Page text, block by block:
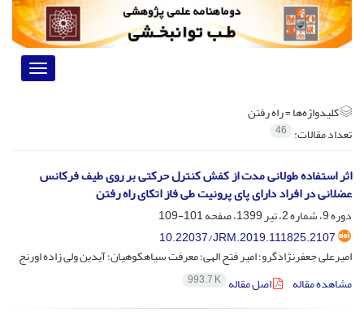
Toggle
کلیدواژه‌ها =راه رفتن
تعداد مقالات: 46
اثر استفاده طولانی مدت از کفش کنترل حرکتی بر روی طیف فرکانس
عضلانی در افراد دارای پای پرونیت طی فاز اتکای راه رفتن
دوره 9، شماره 2، تیر 1399، صفحه
101-109
10.22037/JRM.2019.111825.2107
امیرعلی جعفرنژادگرو؛ امیر فتح الهی؛ معرفت سیاهکوهیان؛ آیدین ولی زاده اورنج
مشاهده مقاله
اصل مقاله 993.7 K